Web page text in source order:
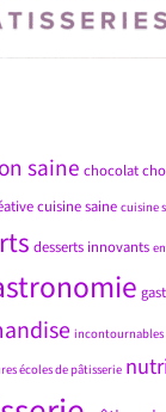
saine chocolat
cuisine saine cuisine
desserts innovants
incontournables
écoles de pâtisserie